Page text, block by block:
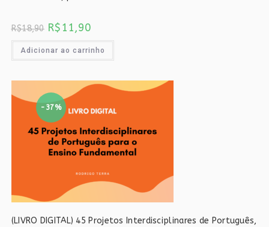
R$18,90 O
preço
era:
R$11,90
é:
Adicionar ao carrinho
-37%
(LIVRO DIGITAL) 45 Projetos Interdisciplinares de Português,